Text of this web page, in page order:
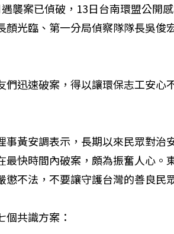
襲案已偵破，13日台南環盟公開
顏光臨、第一分局偵察隊隊長吳俊
們迅速破案，得以讓環保志工安心
事黃安調表示，長期以來民眾對治
最快時間內破案，頗為振奮人心。
不法，不要讓守護台灣的善良民
共識方案：